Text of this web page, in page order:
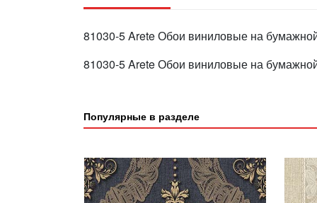
81030-5 Arete Обои виниловые на
81030-5 Arete Обои виниловые на
Популярные в разделе